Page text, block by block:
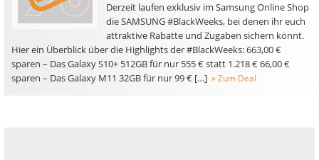
Derzeit laufen exklusiv im Samsung Online Shop
die SAMSUNG #BlackWeeks, bei denen ihr euch
attraktive Rabatte und Zugaben sichern könnt.
Hier ein Überblick über die Highlights der #BlackWeeks: 663,00 €
sparen – Das Galaxy S10+ 512GB für nur 555 € statt 1.218 € 66,00 €
sparen – Das Galaxy M11 32GB für nur 99 € […] » Zum Deal